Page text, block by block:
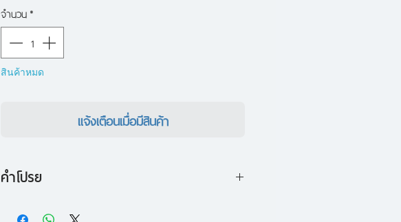
จำนวน*
สินค้าหมด
แจ้งเตือนเมื่อมีสินค้า
คำโปรย
คำสั้นๆ เพียงไม่กี่คำ ก่อกำเนิดเรื่องราวนับร้อยพัน